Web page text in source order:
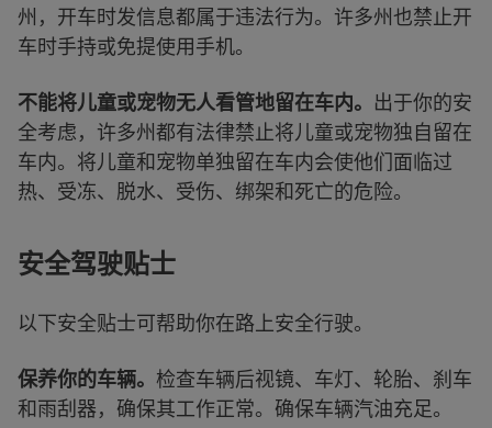
州，开车时发信息都属于违法行为。许多州也禁止开
车时手持或免提使用手机。
不能将儿童或宠物无人看管地留在车内。 出于你的安
全考虑，许多州都有法律禁止将儿童或宠物独自留在
车内。将儿童和宠物单独留在车内会使他们面临过
热、受冻、脱水、受伤、绑架和死亡的危险。
安全驾驶贴士
以下安全贴士可帮助你在路上安全行驶。
保养你的车辆。 检查车辆后视镜、车灯、轮胎、刹车
和雨刮器，确保其工作正常。确保车辆汽油充足。